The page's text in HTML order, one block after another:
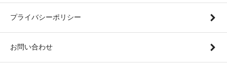
プライバシーポリシー
お問い合わせ